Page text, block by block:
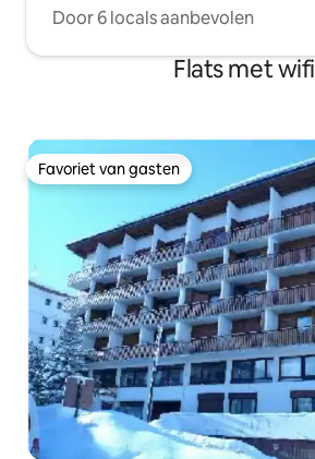
Door 6 locals aanbevolen
Flats met wifi
Favoriet van gasten
Favoriet van gasten